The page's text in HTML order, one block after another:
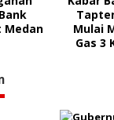
Medan
Mulai
Gas 3